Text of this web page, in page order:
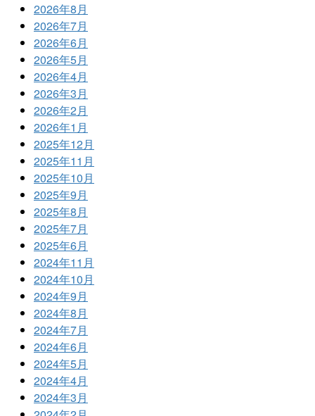
2026年8月
2026年7月
2026年6月
2026年5月
2026年4月
2026年3月
2026年2月
2026年1月
2025年12月
2025年11月
2025年10月
2025年9月
2025年8月
2025年7月
2025年6月
2024年11月
2024年10月
2024年9月
2024年8月
2024年7月
2024年6月
2024年5月
2024年4月
2024年3月